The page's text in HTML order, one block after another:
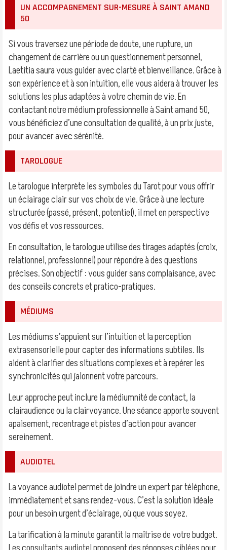
UN ACCOMPAGNEMENT SUR-MESURE À SAINT AMAND
50
Si vous traversez une période de doute, une rupture, un
changement de carrière ou un questionnement personnel,
Laetitia saura vous guider avec clarté et bienveillance. Grâce à
son expérience et à son intuition, elle vous aidera à trouver les
solutions les plus adaptées à votre chemin de vie. En
contactant notre médium professionnelle à Saint amand 50,
vous bénéficiez d’une consultation de qualité, à un prix juste,
pour avancer avec sérénité.
TAROLOGUE
Le tarologue interprète les symboles du Tarot pour vous offrir
un éclairage clair sur vos choix de vie. Grâce à une lecture
structurée (passé, présent, potentiel), il met en perspective
vos défis et vos ressources.
En consultation, le tarologue utilise des tirages adaptés (croix,
relationnel, professionnel) pour répondre à des questions
précises. Son objectif : vous guider sans complaisance, avec
des conseils concrets et pratico-pratiques.
MÉDIUMS
Les médiums s’appuient sur l’intuition et la perception
extrasensorielle pour capter des informations subtiles. Ils
aident à clarifier des situations complexes et à repérer les
synchronicités qui jalonnent votre parcours.
Leur approche peut inclure la médiumnité de contact, la
clairaudience ou la clairvoyance. Une séance apporte souvent
apaisement, recentrage et pistes d’action pour avancer
sereinement.
AUDIOTEL
La voyance audiotel permet de joindre un expert par téléphone,
immédiatement et sans rendez-vous. C’est la solution idéale
pour un besoin urgent d’éclairage, où que vous soyez.
La tarification à la minute garantit la maîtrise de votre budget.